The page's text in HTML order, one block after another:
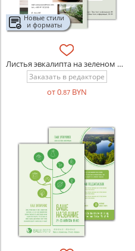
Новые стили
и форматы
Листья эвкалипта на зеленом фоне
Заказать в редакторе
от 0.87BYN